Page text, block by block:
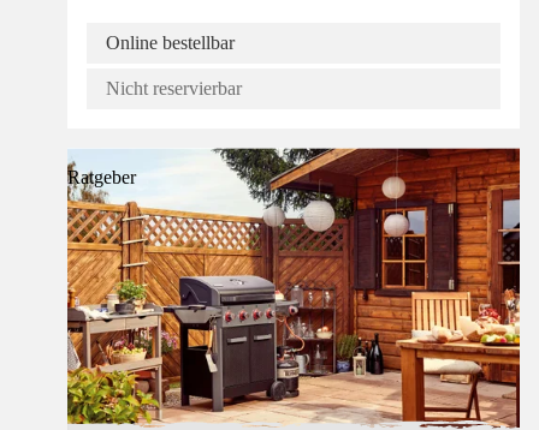
Online bestellbar
Nicht reservierbar
Ratgeber